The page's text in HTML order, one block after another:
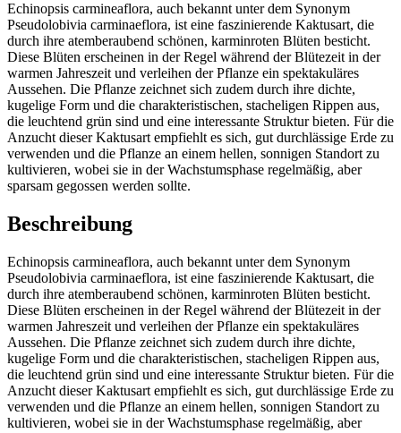
Echinopsis carmineaflora, auch bekannt unter dem Synonym
Pseudolobivia carminaeflora, ist eine faszinierende Kaktusart, die
durch ihre atemberaubend schönen, karminroten Blüten besticht.
Diese Blüten erscheinen in der Regel während der Blütezeit in der
warmen Jahreszeit und verleihen der Pflanze ein spektakuläres
Aussehen. Die Pflanze zeichnet sich zudem durch ihre dichte,
kugelige Form und die charakteristischen, stacheligen Rippen aus,
die leuchtend grün sind und eine interessante Struktur bieten. Für die
Anzucht dieser Kaktusart empfiehlt es sich, gut durchlässige Erde zu
verwenden und die Pflanze an einem hellen, sonnigen Standort zu
kultivieren, wobei sie in der Wachstumsphase regelmäßig, aber
sparsam gegossen werden sollte.
Beschreibung
Echinopsis carmineaflora, auch bekannt unter dem Synonym
Pseudolobivia carminaeflora, ist eine faszinierende Kaktusart, die
durch ihre atemberaubend schönen, karminroten Blüten besticht.
Diese Blüten erscheinen in der Regel während der Blütezeit in der
warmen Jahreszeit und verleihen der Pflanze ein spektakuläres
Aussehen. Die Pflanze zeichnet sich zudem durch ihre dichte,
kugelige Form und die charakteristischen, stacheligen Rippen aus,
die leuchtend grün sind und eine interessante Struktur bieten. Für die
Anzucht dieser Kaktusart empfiehlt es sich, gut durchlässige Erde zu
verwenden und die Pflanze an einem hellen, sonnigen Standort zu
kultivieren, wobei sie in der Wachstumsphase regelmäßig, aber